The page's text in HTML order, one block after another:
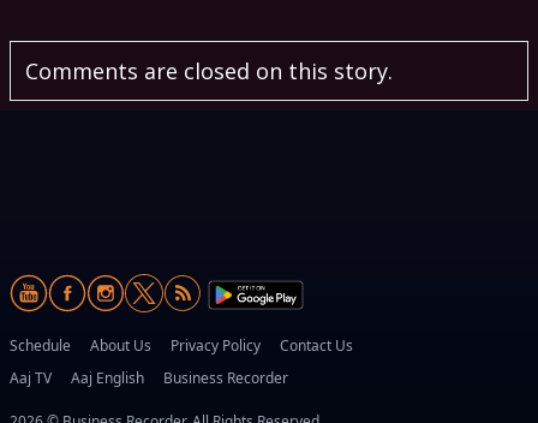
Comments are closed on this story.
Schedule About Us Privacy Policy
Contact Us
Aaj TV
Aaj English Business Recorder